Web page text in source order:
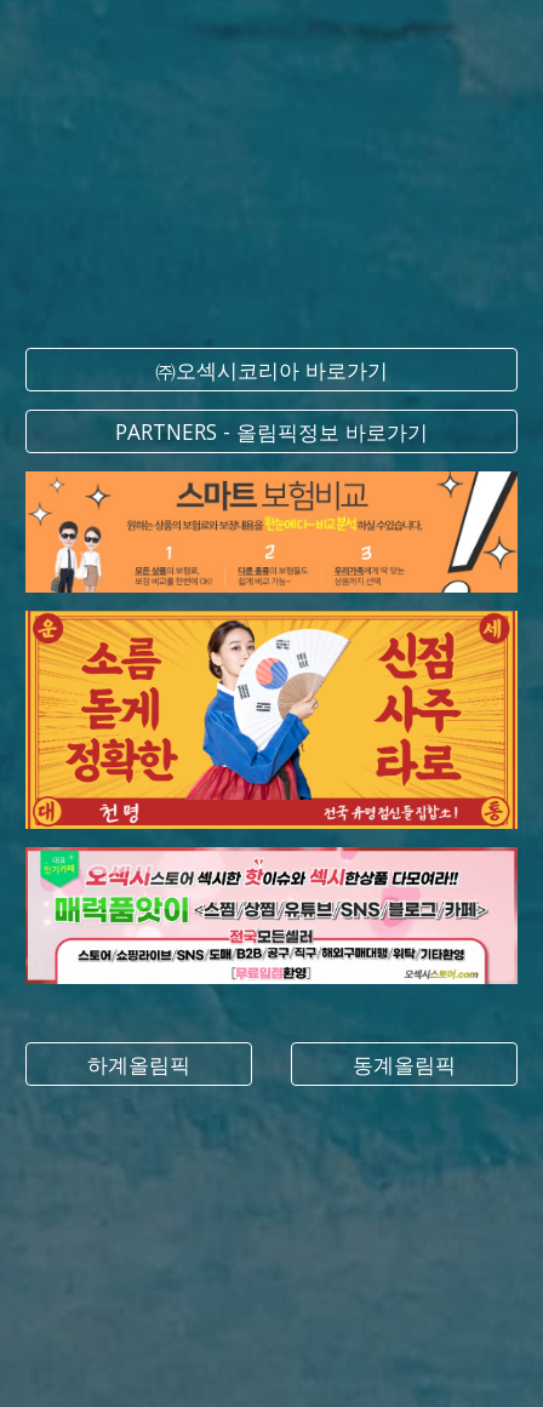
㈜오섹시코리아 바로가기
PARTNERS - 올림픽정보 바로가기
하계올림픽 동계올림픽